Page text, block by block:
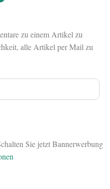
zu einem Artikel zu
alle Artikel per Mail zu
Sie jetzt Bannerwerbung